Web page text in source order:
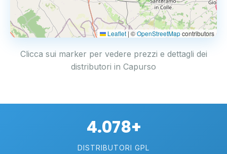
Leaflet | ©OpenStreetMapcontributors
Clicca sui marker per vedere prezzi e dettagli dei
distributori in Capurso
4.078+
DISTRIBUTORI GPL